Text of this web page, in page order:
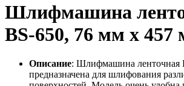
Шлифмашина
BS-650, 76 мм х 457
Описание: Шлифмашина ленточная
предназначена для шлифования